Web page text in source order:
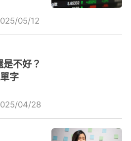
05/12
是不好？
字
04/28